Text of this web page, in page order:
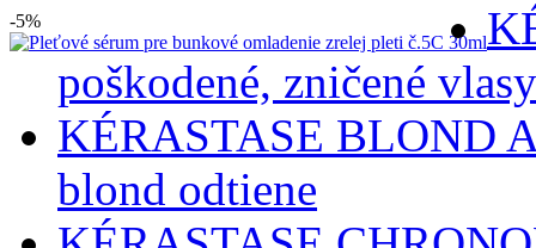
-5%
poškodené, zničené
KÉRASTASE BLOND
blond odtiene